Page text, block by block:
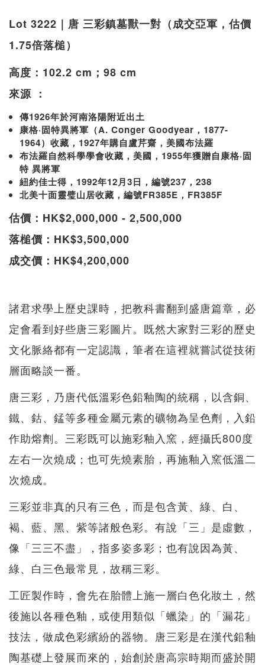
Lot 3222｜唐 三彩鎮墓獸一對（成交亞軍，估價
1.75倍落槌）
高度：102.2 cm；98 cm
來源 ：
傳1926年於河南洛陽附近出土
康格·固特異將軍（A. Conger Goodyear，1877-
1964）收藏，1927年購自盧芹齋，美國布法羅
布法羅自然科學學會收藏，美國，1955年獲贈自康格·固
特 異將軍
紐約佳士得，1992年12月3日，編號237，238
北美十面靈璧山居收藏，編號FR385E，FR385F
估價：HK$2,000,000 - 2,500,000
落槌價：HK$3,500,000
成交價：HK$4,200,000
諸君求學上歷史課時，把教科書翻到盛唐篇章，必
定會看到好些唐三彩圖片。既然大家對三彩的歷史
文化脈絡都有一定認識，筆者在這裡就嘗試從技術
層面略談一番。
唐三彩，乃唐代低溫彩色鉛釉陶的統稱，以含銅、
鐵、鈷、錳等多種金屬元素的礦物為呈色劑，入鉛
作助熔劑。三彩既可以施彩釉入窯，經攝氏800度
左右一次燒成；也可先燒素胎，再施釉入窯低溫二
次燒成。
三彩並非真的只有三色，而是包含黃、綠、白、
褐、藍、黑、紫等諸般色彩。有說「三」是虛數，
像「三三不盡」，指多姿多彩；也有說因為黃、
綠、白三色最常見，故稱三彩。
工匠製作時，會先在胎體上施一層白色化妝土，然
後施以各種色釉，或使用類似「蠟染」的「漏花」
技法，做成色彩繽紛的器物。唐三彩是在漢代鉛釉
陶基礎上發展而來的，始創於唐高宗時期而盛於開